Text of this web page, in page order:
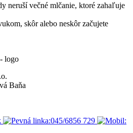
neruší večné mlčanie, ktoré zahaľuje
skôr alebo neskôr začujete
Baňa
045/6856 729